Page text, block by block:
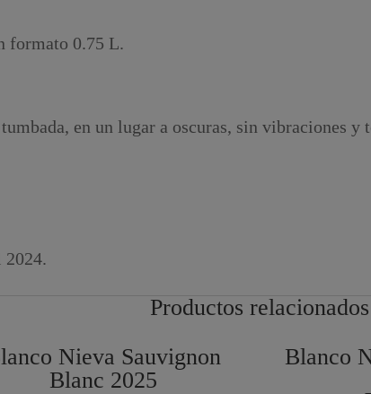
formato 0.75 L.
en un lugar a oscuras, sin vibraciones y
2024.
Productos relacionados
Nieva Sauvignon
Blanc 2025
Blanco